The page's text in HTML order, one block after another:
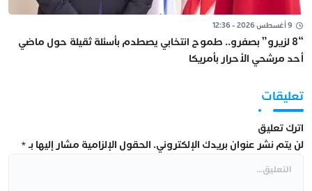
9 أغسطس 2026 - 12:36
“8 لزيرو” بصفرو.. طموح انتخابي يصطدم بأسئلة ثقيلة حول ماضي
أحد مرشحي الأحرار بأمريكا
تعليقات
اترك تعليق
لن يتم نشر عنوان بريدك الإلكتروني. الحقول الإلزامية مشار إليها بـ*